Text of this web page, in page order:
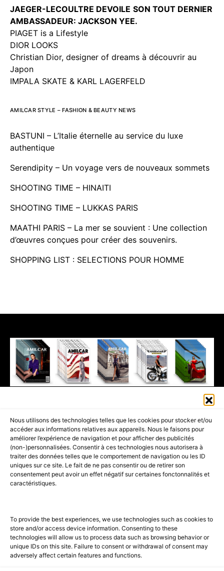
Nous utilisons des technologies telles que les cookies pour stocker et/ou
accéder aux informations relatives aux appareils. Nous le faisons pour
améliorer l’expérience de navigation et pour afficher des publicités
(non-)personnalisées. Consentir à ces technologies nous autorisera à
traiter des données telles que le comportement de navigation ou les ID
uniques sur ce site. Le fait de ne pas consentir ou de retirer son
consentement peut avoir un effet négatif sur certaines fonctonnalités et
caractéristiques.
To provide the best experiences, we use technologies such as cookies to
store and/or access device information. Consenting to these
technologies will allow us to process data such as browsing behavior or
unique IDs on this site. Failure to consent or withdrawal of consent may
adversely affect certain features and functions.
JAEGER-LECOULTRE DEVOILE SON TOUT DERNIER
AMBASSADEUR: JACKSON YEE.
PIAGET is a Lifestyle
DIOR LOOKS
Christian Dior, designer of dreams à découvrir au
Japon
IMPALA SKATE & KARL LAGERFELD
AMILCAR STYLE – FASHION & BEAUTY NEWS
BASTUNI – L’Italie éternelle au service du luxe
authentique
Serendipity – Un voyage vers de nouveaux sommets
SHOOTING TIME – HINAITI
SHOOTING TIME – LUKKAS PARIS
MAATHI PARIS – La mer se souvient : Une collection
d’œuvres conçues pour créer des souvenirs.
SHOPPING LIST : SELECTIONS POUR HOMME
PART OF THEAMILCAR MAGAZINE GROUP.EDITOR - ADVERTISING
AGENCE MEDIANE.
ACCUEIL BEST OF LUXE
35 MAGAZINES
SHOPPING & CONCIERGERIE
Voyages Contact